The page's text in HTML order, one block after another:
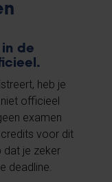
de
heb je
officieel
examen
voor dit
dat je zeker
deadline.